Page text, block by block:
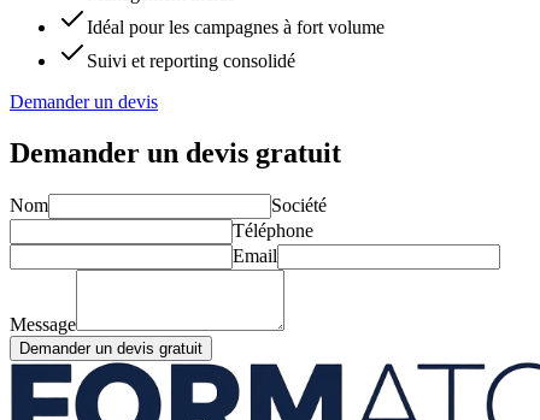
Idéal pour les campagnes à fort volume
Suivi et reporting consolidé
Demander un devis
Demander un devis gratuit
Nom
Société
Téléphone
Email
Message
Demander un devis gratuit